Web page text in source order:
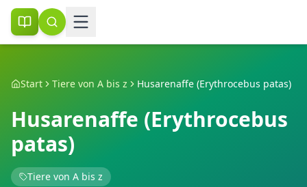
Start Tiere von A bis z Husarenaffe (Erythrocebus patas)
Husarenaffe (Erythrocebus
patas)
Tiere von A bis z